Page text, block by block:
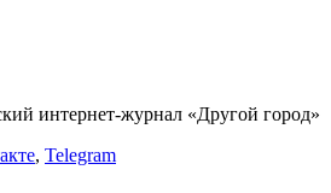
интернет-журнал «Другой город»
, Telegram